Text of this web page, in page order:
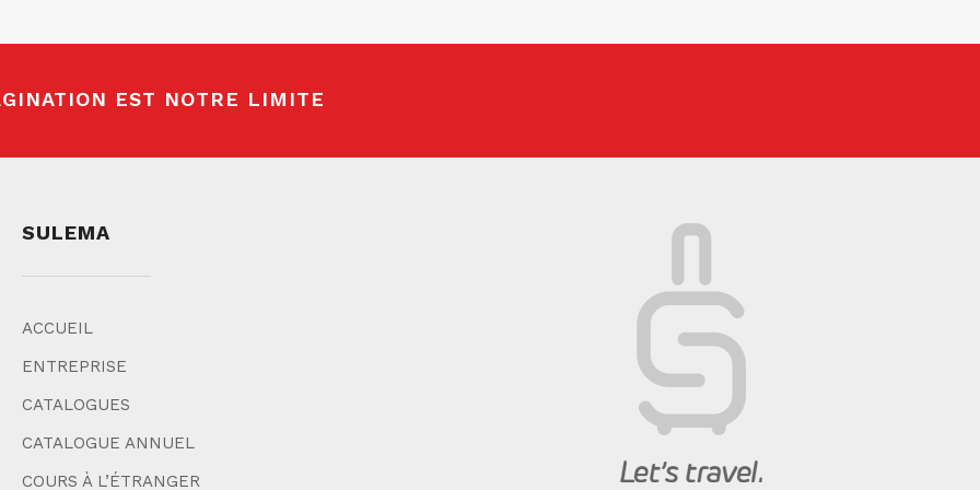
EST NOTRE LIMITE
SULEMA
ACCUEIL
ENTREPRISE
CATALOGUES
CATALOGUE ANNUEL
COURS À L’ÉTRANGER